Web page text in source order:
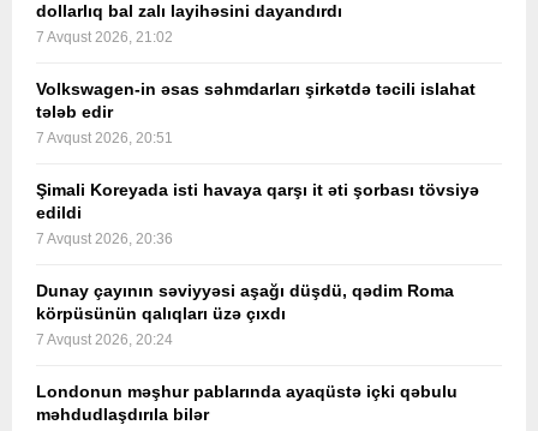
dollarlıq bal zalı layihəsini dayandırdı
7 Avqust 2026, 21:02
Volkswagen-in əsas səhmdarları şirkətdə təcili islahat
tələb edir
7 Avqust 2026, 20:51
Şimali Koreyada isti havaya qarşı it əti şorbası tövsiyə
edildi
7 Avqust 2026, 20:36
Dunay çayının səviyyəsi aşağı düşdü, qədim Roma
körpüsünün qalıqları üzə çıxdı
7 Avqust 2026, 20:24
Londonun məşhur pablarında ayaqüstə içki qəbulu
məhdudlaşdırıla bilər